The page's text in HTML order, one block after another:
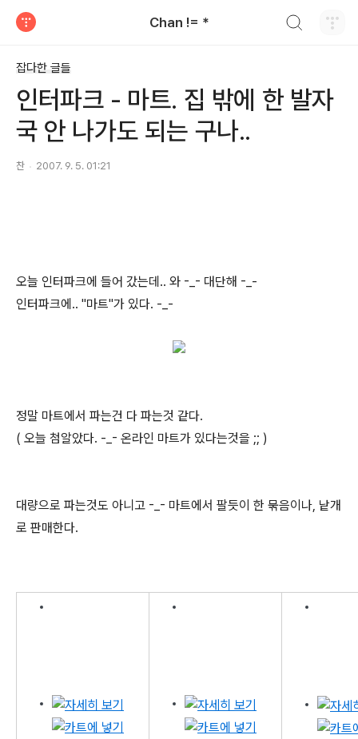
Chan != *
잡다한 글들
인터파크 - 마트. 집 밖에 한 발자
국 안 나가도 되는 구나..
찬 2007. 9. 5. 01:21
오늘 인터파크에 들어 갔는데.. 와 -_- 대단해 -_-
인터파크에.. "마트"가 있다. -_-
정말 마트에서 파는건 다 파는것 같다.
( 오늘 첨알았다. -_- 온라인 마트가 있다는것을 ;; )
대량으로 파는것도 아니고 -_- 마트에서 팔듯이 한 묶음이나, 낱개
로 판매한다.